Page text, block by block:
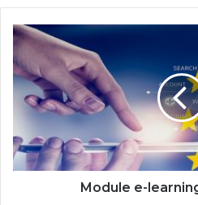
Module
e-
learning
sur
RGPD
Module e-